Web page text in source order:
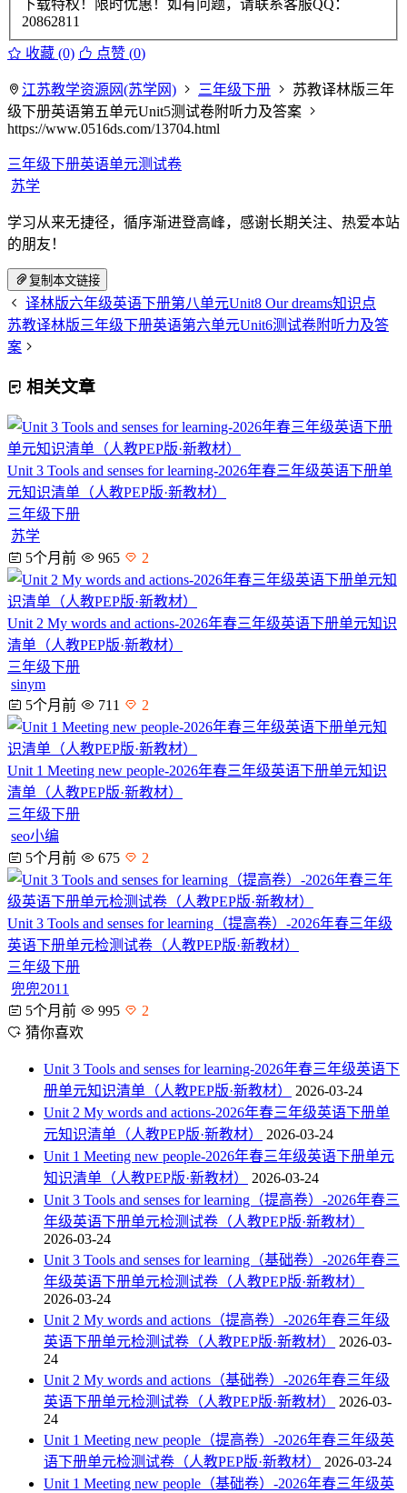
下载特权！限时优惠！如有问题，请联系客服QQ：
20862811
收藏 (0) 点赞 (0)
江苏教学资源网(苏学网) 三年级下册
苏教译林版三年
级下册英语第五单元Unit5测试卷附听力及答案
https://www.0516ds.com/13704.html
三年级下册英语单元测试卷
苏学
学习从来无捷径，循序渐进登高峰，感谢长期关注、热爱本站
的朋友！
复制本文链接
译林版六年级英语下册第八单元Unit8 Our dreams知识点
苏教译林版三年级下册英语第六单元Unit6测试卷附听力及答
案
相关文章
Unit 3 Tools and senses for learning-2026年春三年级英语下册单
元知识清单（人教PEP版·新教材）
三年级下册
苏学
5个月前
965 2
Unit 2 My words and actions-2026年春三年级英语下册单元知识
清单（人教PEP版·新教材）
三年级下册
sinym
5个月前
711 2
Unit 1 Meeting new people-2026年春三年级英语下册单元知识
清单（人教PEP版·新教材）
三年级下册
seo小编
5个月前
675 2
Unit 3 Tools and senses for learning（提高卷）-2026年春三年级
英语下册单元检测试卷（人教PEP版·新教材）
三年级下册
兜兜2011
5个月前
995
2
猜你喜欢
Unit 3 Tools and senses for learning-2026年春三年级英语下
册单元知识清单（人教PEP版·新教材）
2026-03-24
Unit 2 My words and actions-2026年春三年级英语下册单
元知识清单（人教PEP版·新教材）
2026-03-24
Unit 1 Meeting new people-2026年春三年级英语下册单元
知识清单（人教PEP版·新教材）
2026-03-24
Unit 3 Tools and senses for learning（提高卷）-2026年春三
年级英语下册单元检测试卷（人教PEP版·新教材）
2026-03-24
Unit 3 Tools and senses for learning（基础卷）-2026年春三
年级英语下册单元检测试卷（人教PEP版·新教材）
2026-03-24
Unit 2 My words and actions（提高卷）-2026年春三年级
英语下册单元检测试卷（人教PEP版·新教材）
2026-03-
24
Unit 2 My words and actions（基础卷）-2026年春三年级
英语下册单元检测试卷（人教PEP版·新教材）
2026-03-
24
Unit 1 Meeting new people（提高卷）-2026年春三年级英
语下册单元检测试卷（人教PEP版·新教材）
2026-03-24
Unit 1 Meeting new people（基础卷）-2026年春三年级英